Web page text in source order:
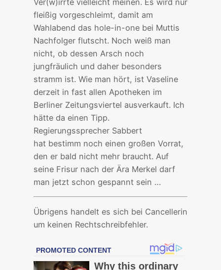
fleißig vorgeschleimt, damit am
Wahlabend das hole-in-one bei Muttis
Nachfolger flutscht. Noch weiß man
nicht, ob dessen Arsch noch
jungfräulich und daher besonders
stramm ist. Wie man hört, ist Vaseline
derzeit in fast allen Apotheken im
Berliner Zeitungsviertel ausverkauft. Ich
hätte da einen Tipp.
Regierungssprecher Sabbert
hat bestimm noch einen großen Vorrat,
den er bald nicht mehr braucht. Auf
seine Frisur nach der Ära Merkel darf
man jetzt schon gespannt sein …
Übrigens handelt es sich bei Cancellerin
um keinen Rechtschreibfehler.